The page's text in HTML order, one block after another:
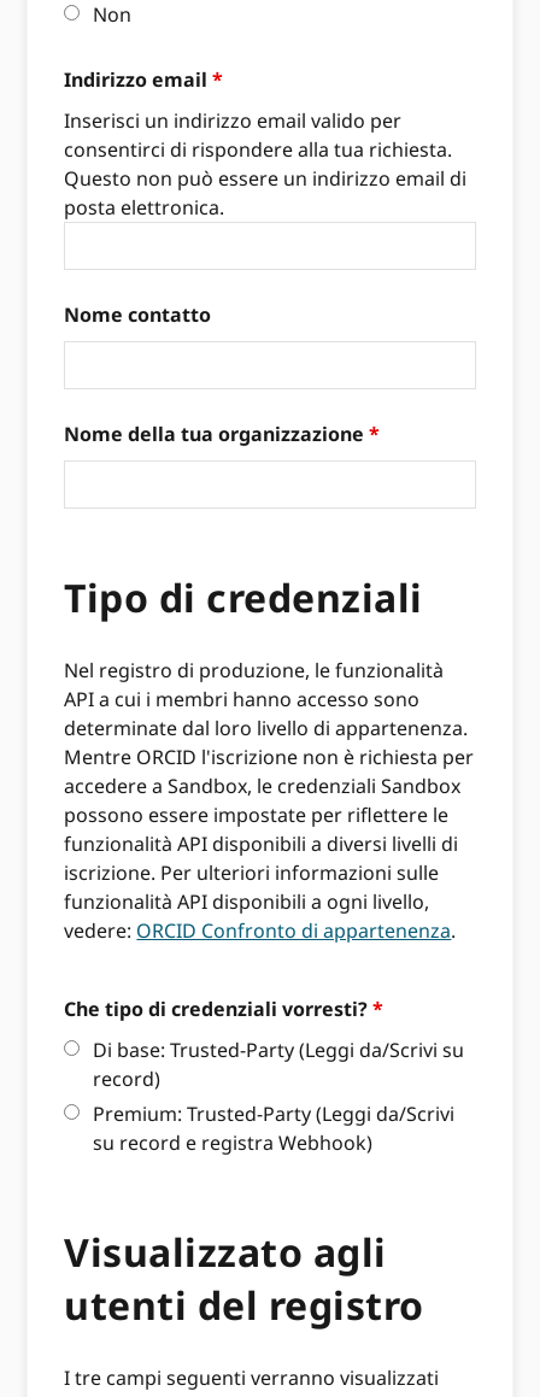
Non
Indirizzo email*
Inserisci un indirizzo email valido per
consentirci di rispondere alla tua richiesta.
Questo non può essere un indirizzo email di
posta elettronica.
Nome contatto
Nome della tua organizzazione*
Tipo di credenziali
Nel registro di produzione, le funzionalità
API a cui i membri hanno accesso sono
determinate dal loro livello di appartenenza.
Mentre ORCID l'iscrizione non è richiesta per
accedere a Sandbox, le credenziali Sandbox
possono essere impostate per riflettere le
funzionalità API disponibili a diversi livelli di
iscrizione. Per ulteriori informazioni sulle
funzionalità API disponibili a ogni livello,
vedere: ORCID Confronto di appartenenza.
Che tipo di credenziali vorresti?*
Di base: Trusted-Party (Leggi da/Scrivi su
record)
Premium: Trusted-Party (Leggi da/Scrivi
su record e registra Webhook)
Visualizzato agli
utenti del registro
I tre campi seguenti verranno visualizzati